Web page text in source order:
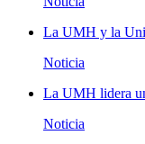
La UMH y la
Noticia
La UMH lidera
Noticia